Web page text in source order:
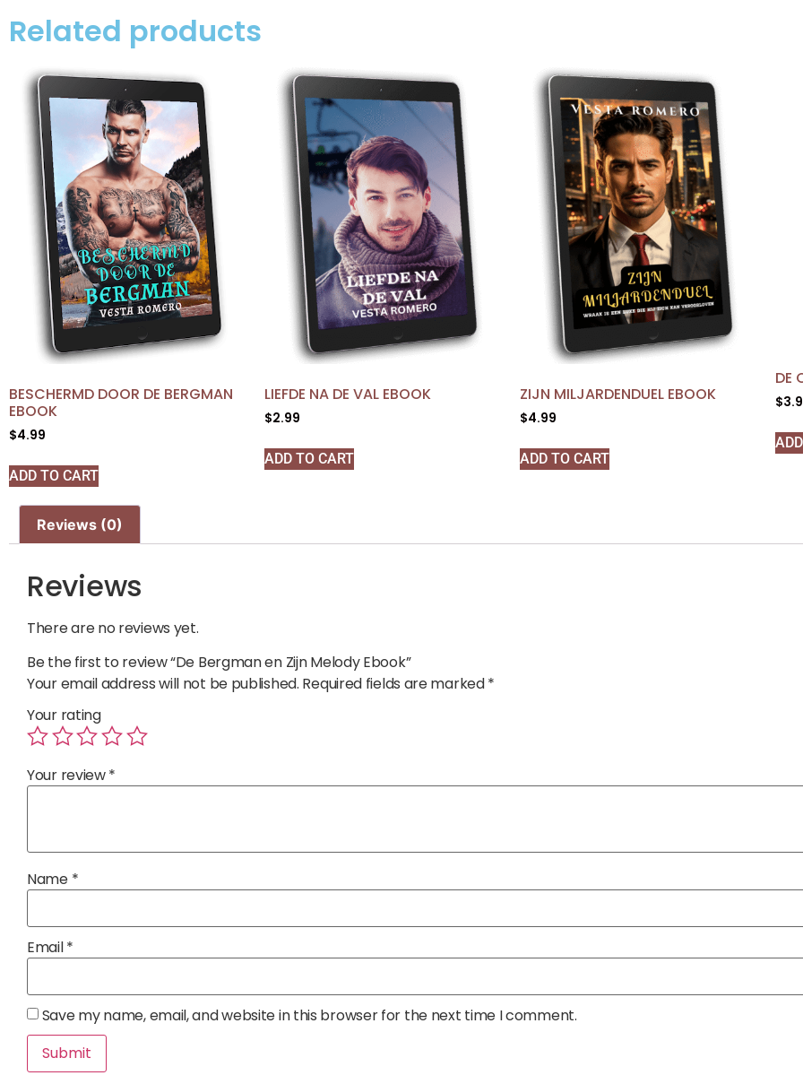
Related products
BESCHERMD DOOR DE BERGMAN
EBOOK
$4.99
ADD TO CART
LIEFDE NA DE VAL EBOOK
$2.99
ADD TO CART
ZIJN MILJARDENDUEL EBOOK
$4.99
ADD TO CART
DE
$
Reviews (0)
Reviews
There are no reviews yet.
Be the first to review “De Bergman en Zijn Melody Ebook”
Your email address will not be published. Required fields are marked*
Your rating
Your review*
Name *
Email*
Save my name, email, and website in this browser for the next time I comment.